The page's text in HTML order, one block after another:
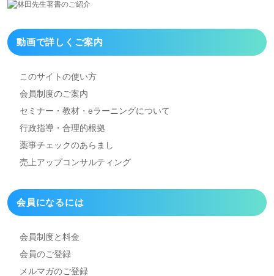
動画で詳しくご案内
このサイトの使い方
会員制度のご案内
セミナー・教材・eラーニングについて
行政指導・合理的根拠
薬事チェックのあらまし
売上アップコンサルティング
会員になるには
会員制度と料金
会員のご登録
メルマガのご登録